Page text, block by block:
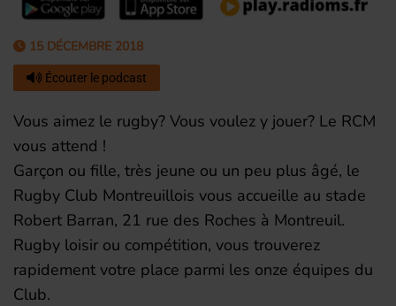
15 DÉCEMBRE 2018
Écouter le podcast
Vous aimez le rugby? Vous voulez y jouer? Le RCM
vous attend !
Garçon ou fille, très jeune ou un peu plus âgé, le
Rugby Club Montreuillois vous accueille au stade
Robert Barran, 21 rue des Roches à Montreuil.
Rugby loisir ou compétition, vous trouverez
rapidement votre place parmi les onze équipes du
Club.